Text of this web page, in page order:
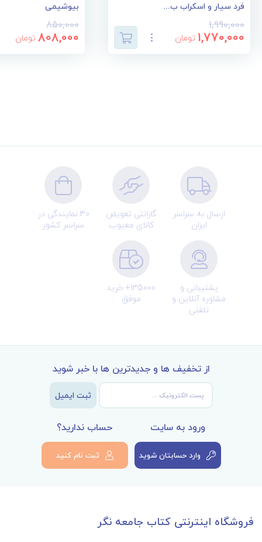
فرد سیار و اسکراب ب...
1,990,000
1,770,000 تومان
بیوشیمی
850,000
808,000 تومان
ارسال به سراسر
ایران
گارانتی تعویض
کالای معیوب
30 نمایندگی در
سراسر کشور
پشتیبانی و
مشاوره آنلاین و
تلفنی
135000+ خرید
موفق
از تخفیف ها و جدیدترین ها با خبر شوید
ثبت ایمیل
ورود به سایت
وارد حسابتان شوید
حساب ندارید؟
ثبت نام کنید
فروشگاه اینترنتی کتاب جامعه نگر